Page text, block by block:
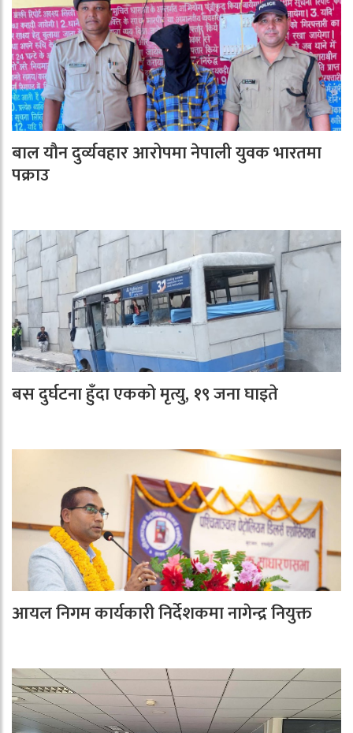
बाल यौन दुर्व्यवहार आरोपमा नेपाली युवक भारतमा
पक्राउ
बस दुर्घटना हुँदा एकको मृत्यु, १९ जना घाइते
आयल निगम कार्यकारी निर्देशकमा नागेन्द्र नियुक्त